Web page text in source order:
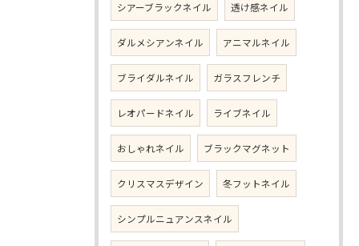
シアーブラックネイル 透け感ネイル
ダルメシアンネイル アニマルネイル
ブライダルネイル ガラスフレンチ
レオパードネイル ライブネイル
おしゃれネイル ブラックマグネット
クリスマスデザイン 冬フットネイル
シンプルニュアンスネイル